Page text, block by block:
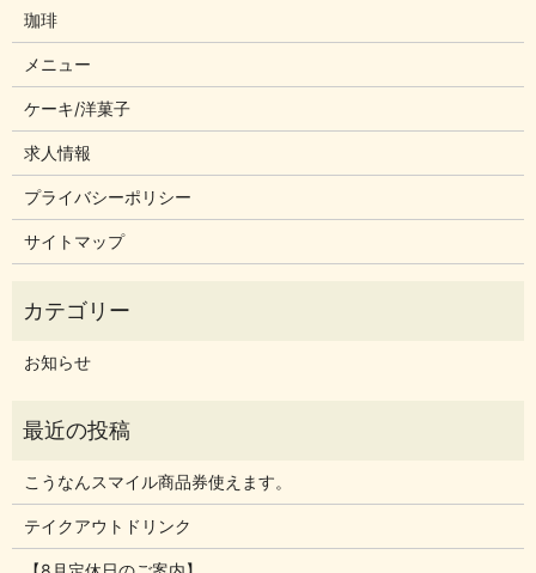
珈琲
メニュー
ケーキ/洋菓子
求人情報
プライバシーポリシー
サイトマップ
お知らせ
こうなんスマイル商品券使えます。
テイクアウトドリンク